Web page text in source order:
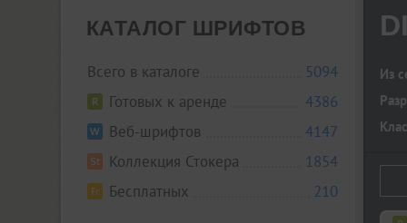
КАТАЛОГ ШРИФТОВ
Всего в каталоге
5094
Готовых к аренде
4386
Веб-шрифтов
4147
Коллекция Стокера
1854
Бесплатных
210
Из